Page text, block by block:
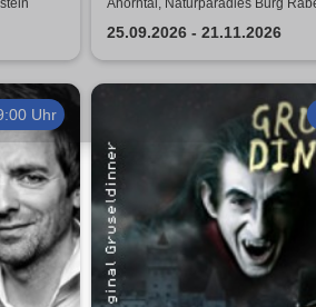
Ahorntal, Naturparadies Burg
25.09.2026 - 21.11.2026
Uhr